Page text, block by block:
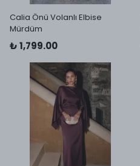
Calia Önü Volanlı Elbise
Mürdüm
₺ 1,799.00